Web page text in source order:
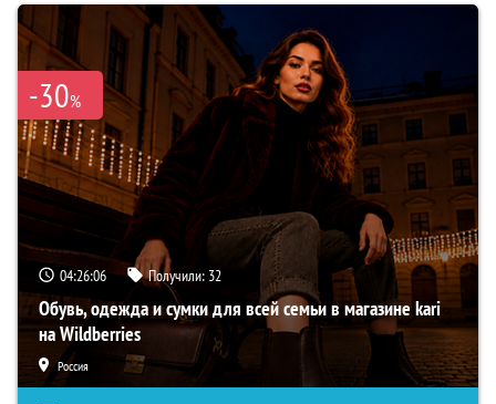
-30%
04:26:05 Получили: 32
Обувь, одежда и сумки для всей семьи в магазине kari
на Wildberries
Россия